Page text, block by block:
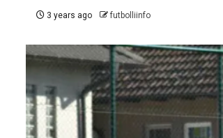
3 years ago futbolliinfo